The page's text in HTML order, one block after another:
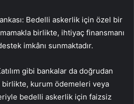
Bedelli askerlik için özel bir
birlikte, ihtiyaç finansmanı
imkânı sunmaktadır.
gibi bankalar da doğrudan
birlikte, kurum ödemeleri veya
bedelli askerlik için faizsiz